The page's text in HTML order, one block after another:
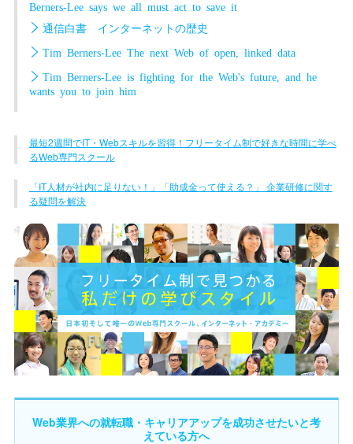
Berners-Lee says we all must act to save it
通信白書 インターネットの歴史
Tim Berners-Lee The next Web of open, linked data
Tim Berners-Lee is fighting for the Web's future, and he
wants you to join him
最短2週間でIT・Webスキルを習得！フリータイム制で好きな時間に学べ
るWeb専門スクール
「IT人材が社内に足りない！」「助成金って使える？」 企業研修に関す
る疑問を解決
Web業界への就転職・キャリアアップを成功させたいと考
えている方へ